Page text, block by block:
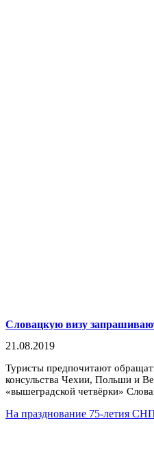
Словацкую визу
21.08.2019
Туристы предпочитают
консульства Чехии, Польши и
«вышеградской четвёрки»
На празднование 75-летия